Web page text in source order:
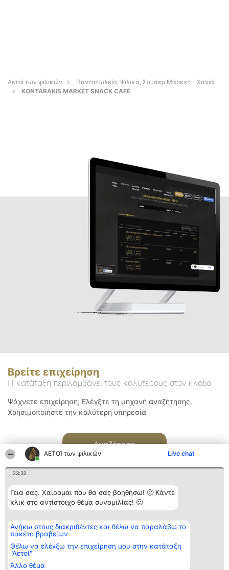
ΑΕΤΟΊ των ψιλικών Live chat
23:32
Γεια σας. Χαίρομαι που θα σας βοηθήσω! 🙂 Κάντε
κλικ στο αντίστοιχο θέμα συνομιλίας! 🙂
Ανήκω στους διακριθέντες και θέλω να παραλάβω το
πακέτο βραβείων
Θέλω να ελέγξω την επιχείρηση μου στην κατάταξη
"Αετοί"
Άλλο θέμα
Αετοί των ψιλικών
Παντοπωλεία, Ψιλικά, Σούπερ Μάρκετ - Χανιά
KONTARAKIS MARKET SNACK CAFÉ
Βρείτε επιχείρηση
Η κατάταξη περιλαμβάνει τους καλύτερους στον κλάδο
Ψάχνετε επιχείρηση; Ελέγξτε τη μηχανή αναζήτησης.
Χρησιμοποιήστε την καλύτερη υπηρεσία
Αναζήτηση
Διοργανωτής της
κατάταξης
BEAUTIFUL COMPANY
ΤΗΛ. ΕΠΙΚΟΙΝΩΝΙΑΣ:
2104128019
email:
Κατάταξη
Διακριθέντες
των
διακριθέντων
Επικοινωνία
Επικοινωνία